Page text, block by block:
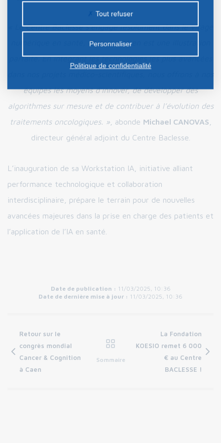
« Le Centre Baclesse s’engage résolument dans le virage
numérique en santé, et ce projet en est une illustration
parfaite. En intégrant les technologies les plus avancées
équipes les moyens d’innover, de développer des
algorithmes sur mesure et de contribuer à l’évolution des
traitements oncologiques. », abonde Michael CANOVAS
directeur général adjoint du Centre Baclesse.
L’inauguration de sa Workstation IA, initiative alliant
performance technologique et collaboration
interdisciplinaire, prépare le terrain pour de nouvelles
avancées majeures dans la prise en charge des patients et
l’application de l’IA en santé.
Date de publication : 11/03/2025, 10:36
Date de dernière mise à jour : 11/03/2025, 10:36
Retour sur le
congrès mondial
Cancer & Cognition
à Caen
Sommaire
La Fondation
KOESIO remet 6 000
€ au Centre
BACLESSE !
préalable.
Tout refuser
Personnaliser
Politique de confidentialité